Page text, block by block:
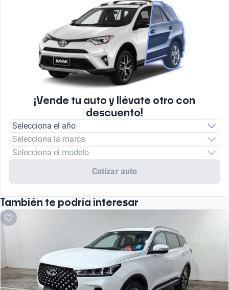
¡Vende tu auto y llévate otro con
descuento!
Selecciona el año
Selecciona la marca
Selecciona el modelo
Cotizar auto
También te podría interesar